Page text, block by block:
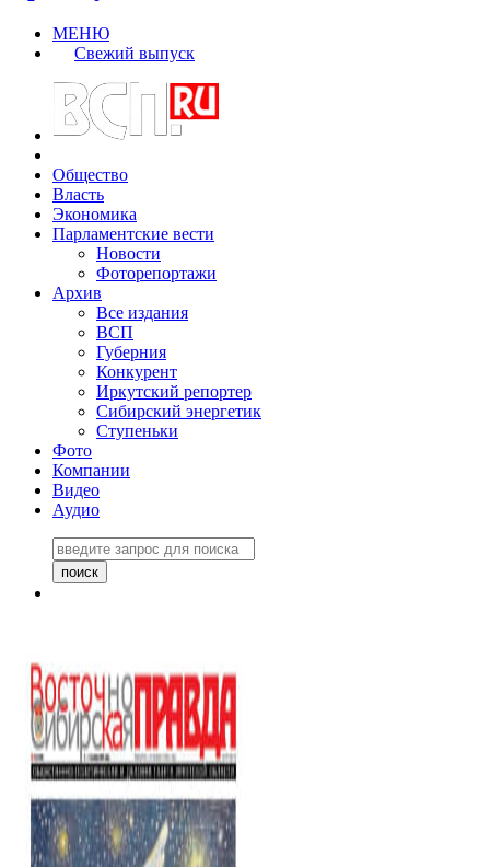
МЕНЮ
Свежий выпуск
Общество
Власть
Экономика
Парламентские вести
Новости
Фоторепортажи
Архив
Все издания
ВСП
Губерния
Конкурент
Иркутский репортер
Сибирский энергетик
Ступеньки
Фото
Компании
Видео
Аудио